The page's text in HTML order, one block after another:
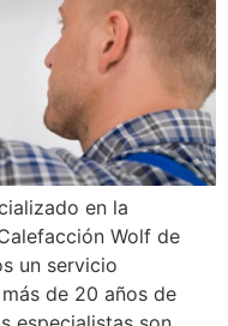
en la
Wolf de
un servicio
de 20 años de